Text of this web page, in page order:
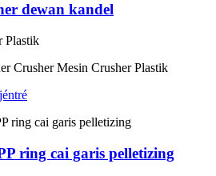
dewan kandel
Plastik
Crusher Mesin Crusher Plastik
jéntré
ring cai garis pelletizing